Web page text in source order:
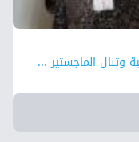
وتنال الماجستير ...